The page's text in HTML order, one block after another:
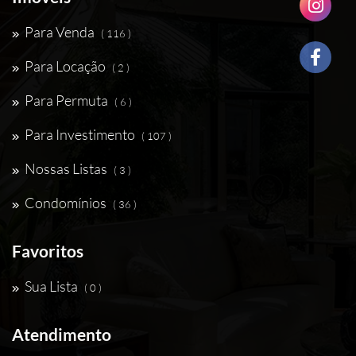
Para Venda ( 116 )
Para Locação ( 2 )
Para Permuta ( 6 )
Para Investimento ( 107 )
Nossas Listas ( 3 )
Condomínios ( 36 )
Favoritos
Sua Lista ( 0 )
Atendimento